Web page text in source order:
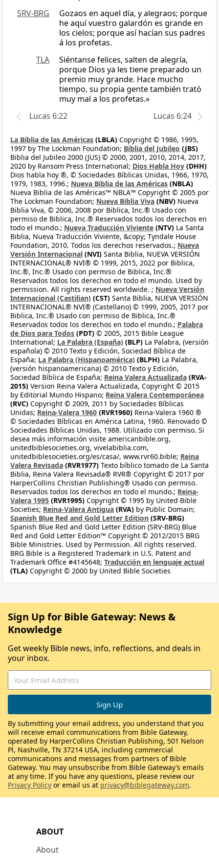
SRV-BRG
Gozaos en aquel día, y alegraos; porque
he aquí vuestro galardón es grande en
los cielos; porque así hacían sus padres
á los profetas.
TLA
Siéntanse felices, salten de alegría,
porque Dios ya les tiene preparado un
premio muy grande. Hace mucho
tiempo, su propia gente también trató
muy mal a los profetas.»
Lucas 6:22
Lucas 6:24
La Biblia de las Américas (LBLA) Copyright © 1986, 1995,
1997 by The Lockman Foundation; Biblia del Jubileo (JBS)
Biblia del Jubileo 2000 (JUS) © 2000, 2001, 2010, 2014, 2017,
2020 by Ransom Press International; Dios Habla Hoy (DHH)
Dios habla hoy ®, © Sociedades Bíblicas Unidas, 1966, 1970,
1979, 1983, 1996.; Nueva Biblia de las Américas (NBLA)
Nueva Biblia de las Américas™ NBLA™ Copyright © 2005 por
The Lockman Foundation; Nueva Biblia Viva (NBV) Nueva
Biblia Viva, © 2006, 2008 por Biblica, Inc.® Usado con
permiso de Biblica, Inc.® Reservados todos los derechos en
todo el mundo.; Nueva Traducción Viviente (NTV) La Santa
Biblia, Nueva Traducción Viviente, &copy; Tyndale House
Foundation, 2010. Todos los derechos reservados.; Nueva
Versión Internacional (NVI) Santa Biblia, NUEVA VERSIÓN
INTERNACIONAL® NVI® © 1999, 2015, 2022 por Biblica,
Inc.®, Inc.® Usado con permiso de Biblica, Inc.®
Reservados todos los derechos en todo el mundo. Used by
permission. All rights reserved worldwide. ; Nueva Versión
Internacional (Castilian) (CST) Santa Biblia, NUEVA VERSIÓN
INTERNACIONAL® NVI® (Castellano) © 1999, 2005, 2017 por
Biblica, Inc.® Usado con permiso de Biblica, Inc.®
Reservados todos los derechos en todo el mundo.; Palabra
de Dios para Todos (PDT) © 2005, 2015 Bible League
International; La Palabra (España) (BLP) La Palabra, (versión
española) © 2010 Texto y Edición, Sociedad Bíblica de
España; La Palabra (Hispanoamérica) (BLPH) La Palabra,
(versión hispanoamericana) © 2010 Texto y Edición,
Sociedad Bíblica de España; Reina Valera Actualizada (RVA-
2015) Version Reina Valera Actualizada, Copyright © 2015
by Editorial Mundo Hispano; Reina Valera Contemporánea
(RVC) Copyright © 2009, 2011 by Sociedades Bíblicas
Unidas; Reina-Valera 1960 (RVR1960) Reina-Valera 1960 ®
© Sociedades Bíblicas en América Latina, 1960. Renovado ©
Sociedades Bíblicas Unidas, 1988. Utilizado con permiso. Si
desea más información visite americanbible.org,
unitedbiblesocieties.org, vivelabiblia.com,
unitedbiblesocieties.org/es/casa/, www.rvr60.bible; Reina
Valera Revisada (RVR1977) Texto bíblico tomado de La Santa
Biblia, Reina Valera Revisada® RVR® Copyright © 2017 por
HarperCollins Christian Publishing® Usado con permiso.
Reservados todos los derechos en todo el mundo.; Reina-
Valera 1995 (RVR1995) Copyright © 1995 by United Bible
Societies; Reina-Valera Antigua (RVA) by Public Domain;
Spanish Blue Red and Gold Letter Edition (SRV-BRG)
Spanish Blue Red and Gold Letter Edition (SRV-BRG) Blue
Red and Gold Letter Edition™ Copyright © 2012/2015 BRG
Bible Ministries. Used by Permission. All rights reserved.
BRG Bible is a Registered Trademark in U.S. Patent and
Trademark Office #4145648; Traducción en lenguaje actual
(TLA) Copyright © 2000 by United Bible Societies
ABOUT
About
Sign Up for Bible Gateway: News &
Knowledge
Get weekly Bible news, info, reflections, and deals in
your inbox.
By submitting your email address, you understand that you
will receive email communications from Bible Gateway,
operated by HarperCollins Christian Publishing, 501 Nelson
Pl, Nashville, TN 37214 USA, including commercial
communications and messages from partners of Bible
Gateway. You may unsubscribe from Bible Gateway’s emails
at any time. If you have any questions, please review our
Privacy Policy or email us at privacy@biblegateway.com.